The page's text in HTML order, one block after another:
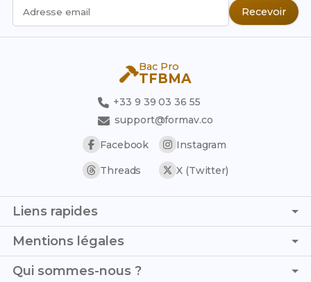
Adresse email Recevoir
Bac Pro
TFBMA
+33 9 39 03 36 55
support@formav.co
Facebook
Instagram
Threads X (Twitter)
Liens rapides
Page d'accueil
Simulateur de notes
Trouver son stage
Mentions légales
C.G.V. - C.G.U.
Qui sommes-nous ?